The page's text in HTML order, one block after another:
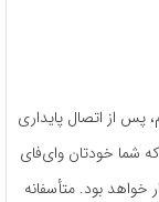
از اتصال پایداری
که شما خودتان وای‌فای
خواهد بود. متأسفانه